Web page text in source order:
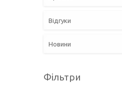
Відгуки
Новини
Фільтри